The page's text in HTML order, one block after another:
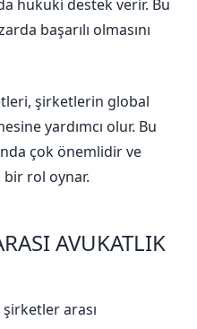
hukuki destek verir. Bu
başarılı olmasını
şirketlerin global
yardımcı olur. Bu
çok önemlidir ve
bir rol oynar.
AVUKATLIK
arası